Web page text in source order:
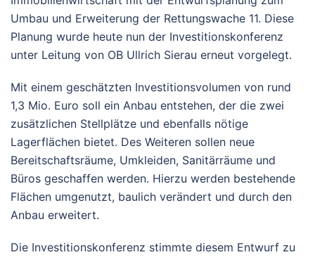
Umbau und Erweiterung der Rettungswache 11. Diese
Planung wurde heute nun der Investitionskonferenz
unter Leitung von OB Ullrich Sierau erneut vorgelegt.
Mit einem geschätzten Investitionsvolumen von rund
1,3 Mio. Euro soll ein Anbau entstehen, der die zwei
zusätzlichen Stellplätze und ebenfalls nötige
Lagerflächen bietet. Des Weiteren sollen neue
Bereitschaftsräume, Umkleiden, Sanitärräume und
Büros geschaffen werden. Hierzu werden bestehende
Flächen umgenutzt, baulich verändert und durch den
Anbau erweitert.
Die Investitionskonferenz stimmte diesem Entwurf zu